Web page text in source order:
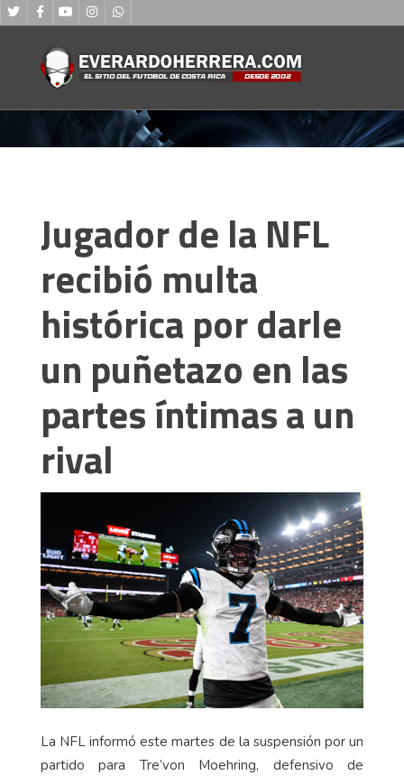
Jugador de la NFL
recibió multa
histórica por darle
un puñetazo en las
partes íntimas a un
rival
La NFL informó este martes de la suspensión por un
partido para Tre’von Moehring, defensivo de